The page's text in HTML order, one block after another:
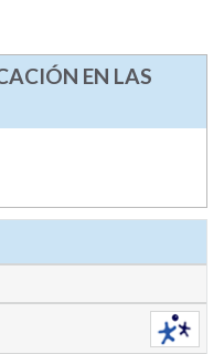
EN LAS